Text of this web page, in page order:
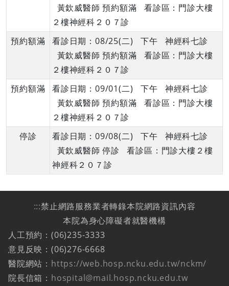
黃欽威醫師 預約額滿 看診區：門診大樓
２樓神經科２０７診
預約額滿
看診日期：08/25(二) 下午 神經科七診
黃欽威醫師 預約額滿 看診區：門診大樓
２樓神經科２０７診
預約額滿
看診日期：09/01(二) 下午 神經科七診
黃欽威醫師 預約額滿 看診區：門診大樓
２樓神經科２０７診
停診
看診日期：09/08(二) 下午 神經科七診
黃欽威醫師 停診 看診區：門診大樓２樓
神經科２０７診
:::禁止網路服務業者轉錄本院網路資訊內容
本院為身心障礙者就醫機構
人工預約：(06)235-3333
意見反映：(06)276-6668
醫院網站： https://web.hosp.ncku.edu.tw/nckm/
院長信箱： hospital@mail.hosp.ncku.edu.tw